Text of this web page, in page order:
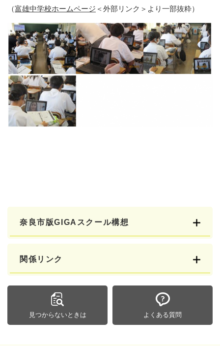
（富雄中学校ホームページ ＜外部リンク＞ より一部抜粋）
奈良市版GIGAスクール構想
関係リンク
見つからないときは よくある質問